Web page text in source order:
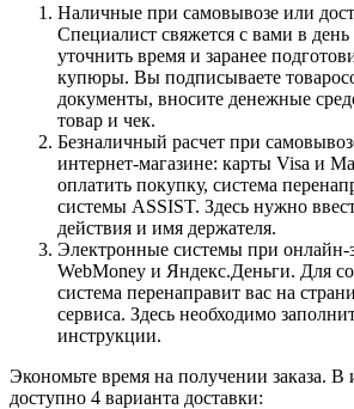
Наличные при самовывозе или
Специалист свяжется с вами в
уточнить время и заранее
купюры. Вы подписываете
документы, вносите денежные
товар и чек.
Безналичный расчет при
интернет-магазине: карты Visa и
оплатить покупку, система
системы ASSIST. Здесь нужно
действия и имя держателя.
Электронные системы при онлайн-
WebMoney и Яндекс.Деньги. Для
система перенаправит вас на
сервиса. Здесь необходимо
инструкции.
Экономьте время на получении заказа. В
доступно 4 варианта доставки: